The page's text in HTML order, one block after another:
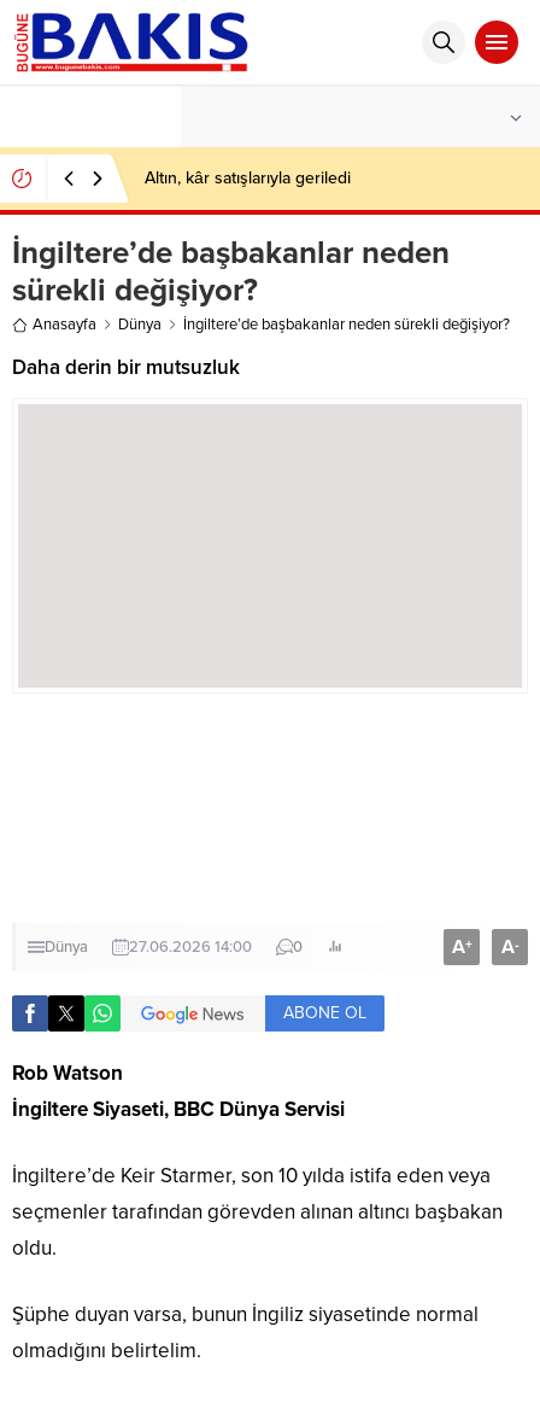
Altın, kâr satışlarıyla geriledi
İngiltere’de başbakanlar neden
sürekli değişiyor?
Anasayfa Dünya İngiltere’de başbakanlar neden sürekli değişiyor?
Daha derin bir mutsuzluk
Dünya 27.06.2026 14:00 0 A+ A-
ABONE OL
Rob Watson
İngiltere Siyaseti, BBC Dünya Servisi
İngiltere’de Keir Starmer, son 10 yılda istifa eden veya
seçmenler tarafından görevden alınan altıncı başbakan
oldu.
Şüphe duyan varsa, bunun İngiliz siyasetinde normal
olmadığını belirtelim.